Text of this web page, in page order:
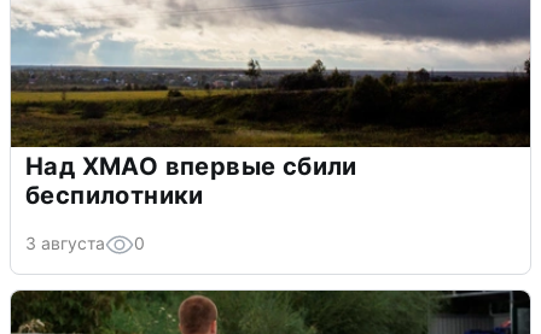
Над ХМАО впервые сбили
беспилотники
3 августа 0